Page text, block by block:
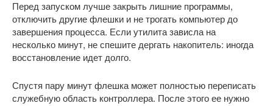
Перед запуском лучше закрыть лишние программы,
отключить другие флешки и не трогать компьютер до
завершения процесса. Если утилита зависла на
несколько минут, не спешите дергать накопитель: иногда
восстановление идет долго.
Спустя пару минут флешка может полностью переписать
служебную область контроллера. После этого ее нужно